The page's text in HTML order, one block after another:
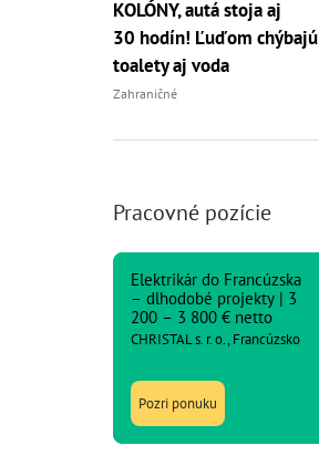
KOLÓNY, autá stoja aj
30 hodín! Ľuďom chýbajú
toalety aj voda
Zahraničné
Pracovné pozície
Elektrikár do Francúzska
– dlhodobé projekty | 3
200 – 3 800 € netto
CHRISTAL s. r. o., Francúzsko
Pozri ponuku